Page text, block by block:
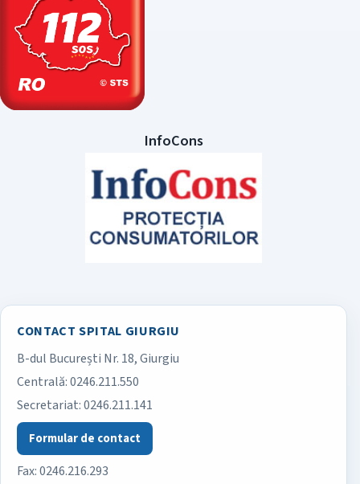
InfoCons
CONTACT SPITAL GIURGIU
Spitalul Județean de Urgență Giurgiu
B-dul București Nr. 18, Giurgiu
Centrală:0246.211.550
Secretariat:0246.211.141
Formular de contact
Fax: 0246.216.293